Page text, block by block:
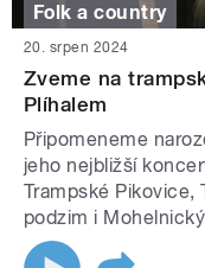
Folk a country
20. srpen 2024
Zveme na
Plíhalem
Připomeneme
jeho nejbližší
Trampské Pikovice,
podzim i